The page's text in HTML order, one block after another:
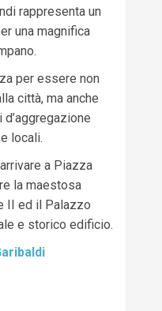
rappresenta un
unamagnifica
.
per essere non
città,ma anche
locali.
a Piazza
la maestosa
II ed il Palazzo
e storico edificio.